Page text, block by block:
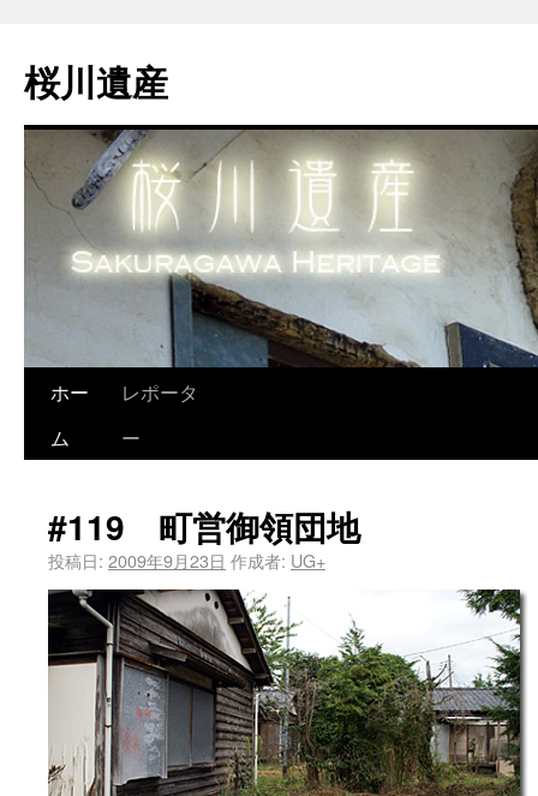
桜川遺産
ホー
ム
レポータ
ー
#119 町営御領団地
投稿日: 2009年9月23日 作成者: UG+